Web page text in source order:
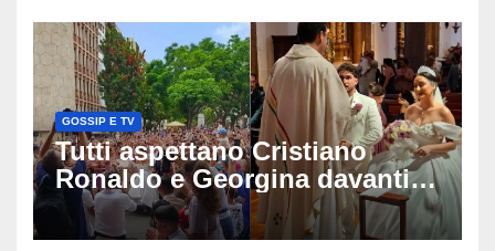
GOSSIP E TV
Tutti aspettano Cristiano
Ronaldo e Georgina davanti
alla cattedrale: ma il
matrimonio era di un’altra